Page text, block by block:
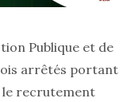
Publique et de
arrêtés portant
recrutement